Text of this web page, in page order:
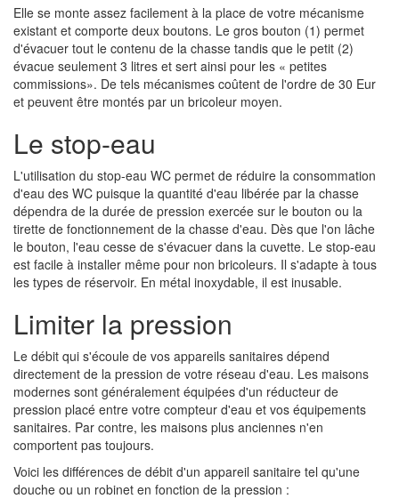
Elle se monte assez facilement à la place de votre mécanisme
existant et comporte deux boutons. Le gros bouton (1) permet
d'évacuer tout le contenu de la chasse tandis que le petit (2)
évacue seulement 3 litres et sert ainsi pour les « petites
commissions». De tels mécanismes coûtent de l'ordre de 30 Eur
et peuvent être montés par un bricoleur moyen.
Le stop-eau
L'utilisation du stop-eau WC permet de réduire la consommation
d'eau des WC puisque la quantité d'eau libérée par la chasse
dépendra de la durée de pression exercée sur le bouton ou la
tirette de fonctionnement de la chasse d'eau. Dès que l'on lâche
le bouton, l'eau cesse de s'évacuer dans la cuvette. Le stop-eau
est facile à installer même pour non bricoleurs. Il s'adapte à tous
les types de réservoir. En métal inoxydable, il est inusable.
Limiter la pression
Le débit qui s'écoule de vos appareils sanitaires dépend
directement de la pression de votre réseau d'eau. Les maisons
modernes sont généralement équipées d'un réducteur de
pression placé entre votre compteur d'eau et vos équipements
sanitaires. Par contre, les maisons plus anciennes n'en
comportent pas toujours.
Voici les différences de débit d'un appareil sanitaire tel qu'une
douche ou un robinet en fonction de la pression :